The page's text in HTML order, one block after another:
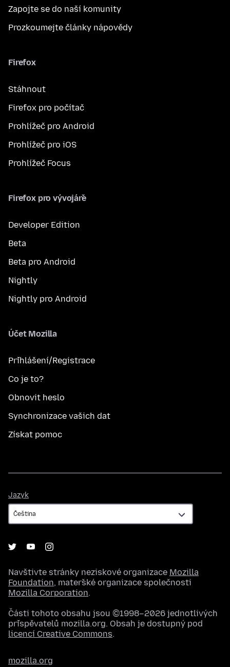
Zapojte se do naší komunity
Prozkoumejte články nápovědy
Firefox
Stáhnout
Firefox pro počítač
Prohlížeč pro Android
Prohlížeč pro iOS
Prohlížeč Focus
Firefox pro vývojáře
Developer Edition
Beta
Beta pro Android
Nightly
Nightly pro Android
Účet Mozilla
Přihlášení/Registrace
Co je to?
Obnovit heslo
Synchronizace vašich dat
Získat pomoc
Jazyk
Navštivte stránky neziskové organizace Mozilla
Foundation, mateřské organizace společnosti
Mozilla Corporation.
Části tohoto obsahu jsou ©1998–2026 jednotlivých
přispěvatelů mozilla.org. Obsah je dostupný pod
licencí Creative Commons.
mozilla.org